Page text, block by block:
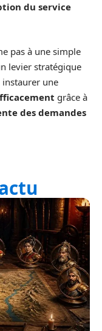
du service
pas à une simple
levier stratégique
instaurer une
grâce à
des demandes